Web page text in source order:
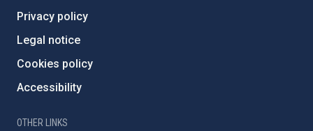
Privacy policy
Legal notice
Cookies policy
Accessibility
OTHER LINKS